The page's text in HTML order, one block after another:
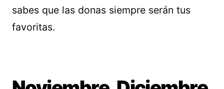
sabes que las donas siempre serán tus
favoritas.